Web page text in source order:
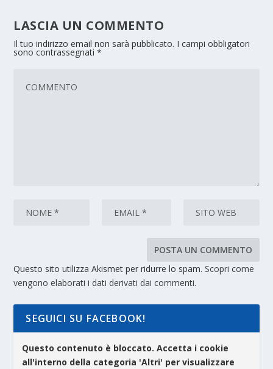
LASCIA UN COMMENTO
Il tuo indirizzo email non sarà pubblicato. I campi obbligatori
sono contrassegnati*
Questo sito utilizza Akismet per ridurre lo spam.Scopri come
vengono elaborati i dati derivati dai commenti.
SEGUICI SU FACEBOOK!
Questo contenuto è bloccato. Accetta i cookie
all'interno della categoria 'Altri' per visualizzare